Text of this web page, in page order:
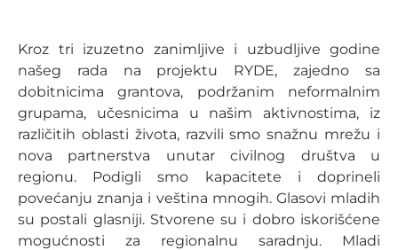
Kroz tri izuzetno zanimljive i uzbudljive godine
našeg rada na projektu RYDE, zajedno sa
dobitnicima grantova, podržanim neformalnim
grupama, učesnicima u našim aktivnostima, iz
različitih oblasti života, razvili smo snažnu mrežu i
nova partnerstva unutar civilnog društva u
regionu. Podigli smo kapacitete i doprineli
povećanju znanja i veština mnogih. Glasovi mladih
su postali glasniji. Stvorene su i dobro iskorišćene
mogućnosti za regionalnu saradnju. Mladi